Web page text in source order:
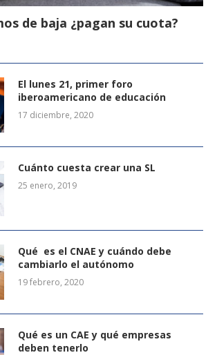
de baja ¿pagan su cuota?
El lunes 21, primer foro
iberoamericano de educación
17 diciembre, 2020
Cuánto cuesta crear una SL
25 enero, 2019
Qué es el CNAE y cuándo debe
cambiarlo el autónomo
19 febrero, 2020
Qué es un CAE y qué empresas
deben tenerlo